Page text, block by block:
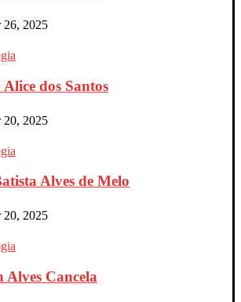
26, 2025
dos Santos
20, 2025
Alves de Melo
20, 2025
Alves Cancela